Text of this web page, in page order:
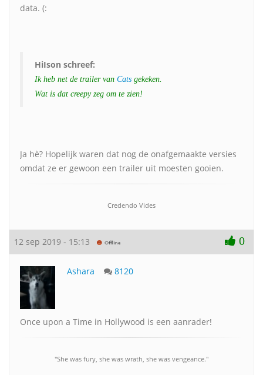
data. (:
HiIson schreef:
Ik heb net de trailer van Cats gekeken.
Wat is dat creepy zeg om te zien!
Ja hè? Hopelijk waren dat nog de onafgemaakte versies
omdat ze er gewoon een trailer uit moesten gooien.
Credendo Vides
12 sep 2019 - 15:13 0
Ashara 8120
Once upon a Time in Hollywood is een aanrader!
"She was fury, she was wrath, she was vengeance."